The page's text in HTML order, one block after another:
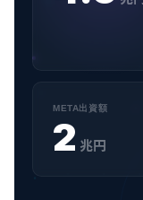
META出資額
2 兆円